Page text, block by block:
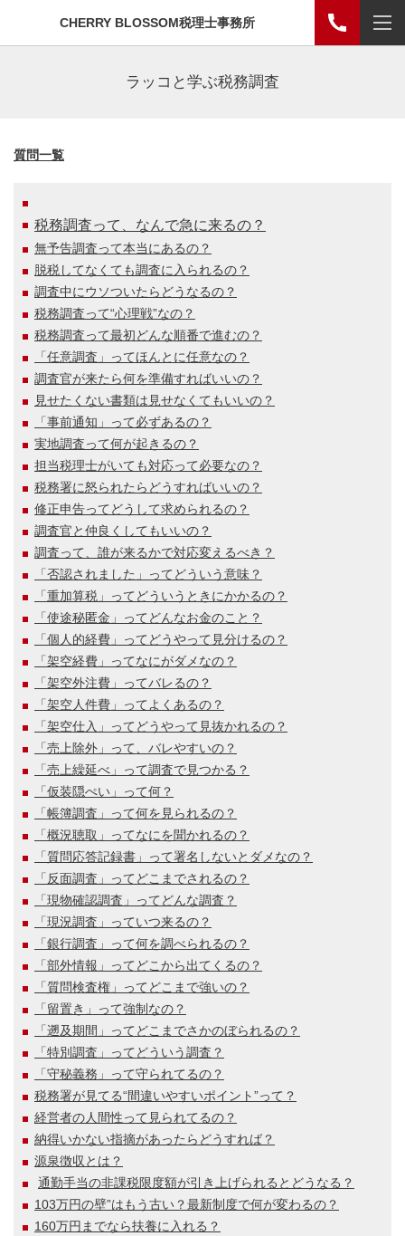
CHERRY BLOSSOM税理士事務所
ラッコと学ぶ税務調査
質問一覧
税務調査って、なんで急に来るの？
無予告調査って本当にあるの？
脱税してなくても調査に入られるの？
調査中にウソついたらどうなるの？
税務調査って“心理戦”なの？
税務調査って最初どんな順番で進むの？
「任意調査」ってほんとに任意なの？
調査官が来たら何を準備すればいいの？
見せたくない書類は見せなくてもいいの？
「事前通知」って必ずあるの？
実地調査って何が起きるの？
担当税理士がいても対応って必要なの？
税務署に怒られたらどうすればいいの？
修正申告ってどうして求められるの？
調査官と仲良くしてもいいの？
調査って、誰が来るかで対応変えるべき？
「否認されました」ってどういう意味？
「重加算税」ってどういうときにかかるの？
「使途秘匿金」ってどんなお金のこと？
「個人的経費」ってどうやって見分けるの？
「架空経費」ってなにがダメなの？
「架空外注費」ってバレるの？
「架空人件費」ってよくあるの？
「架空仕入」ってどうやって見抜かれるの？
「売上除外」って、バレやすいの？
「売上繰延べ」って調査で見つかる？
「仮装隠ぺい」って何？
「帳簿調査」って何を見られるの？
「概況聴取」ってなにを聞かれるの？
「質問応答記録書」って署名しないとダメなの？
「反面調査」ってどこまでされるの？
「現物確認調査」ってどんな調査？
「現況調査」っていつ来るの？
「銀行調査」って何を調べられるの？
「部外情報」ってどこから出てくるの？
「質問検査権」ってどこまで強いの？
「留置き」って強制なの？
「遡及期間」ってどこまでさかのぼられるの？
「特別調査」ってどういう調査？
「守秘義務」って守られてるの？
税務署が見てる“間違いやすいポイント”って？
経営者の人間性って見られてるの？
納得いかない指摘があったらどうすれば？
源泉徴収とは？
通勤手当の非課税限度額が引き上げられるとどうなる？
103万円の壁”はもう古い？最新制度で何が変わるの？
160万円までなら扶養に入れる？